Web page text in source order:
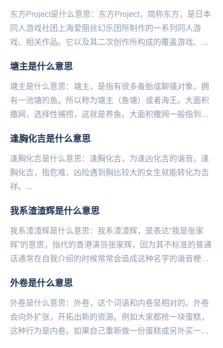
东方Project是什么意思：东方Project，简称东方，是日本
同人游戏社团上海爱丽丝幻乐团所制作的一系列同人游
戏、相关作品。它以及其二次创作所构成的覆盖游戏、动
塘主是什么意思
塘主是什么意思：塘主，是指有很多备胎或聊骚对象，拥
有一池塘的鱼。所以称为塘主（鱼塘）或者海王。大面积
撒网，选择性捕捞，这就是养鱼。大面积撒网一般指到处
逢胸化吉是什么意思
逢胸化吉是什么意思：逢胸化吉，为逢凶化吉的谐音。逢
胸化吉，指危难‌‌‌‌‌‌‌‌‌‌‌‌、凶险遇到胸比较大的女生就能转化为吉
祥。...
我系渣渣辉是什么意思
我系渣渣辉是什么意思：我系渣渣辉，是表达“我是张家
辉”的意思，指代的香港演员张家辉，因为其不标准的普通
话通常在自我介绍的时候常常会造成这种名字的谐音梗成
外卷是什么意思
外卷是什么意思：外卷，这个词语和内卷是相对的。外卷
会向外扩张，开拓出新的资源。例如大家都抢一块蛋糕，
这种行为是内卷。如果自己重新做一份蛋糕或另外买一